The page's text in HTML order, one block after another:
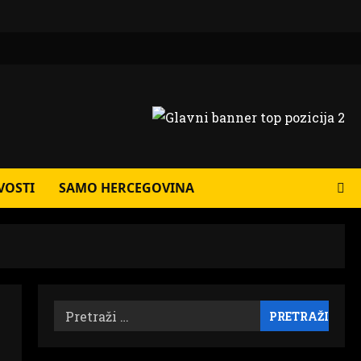
SAMO HERCEGOVINA
Pretraži: